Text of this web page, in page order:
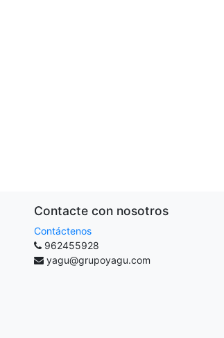
Contacte con nosotros
Contáctenos
962455928
yagu@grupoyagu.com